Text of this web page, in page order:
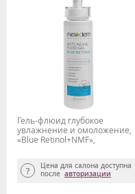
Гель-флюид глубокое
увлажнение и омоложение,
«Blue Retinol+NMF»,
Цена для салона доступна
после авторизации